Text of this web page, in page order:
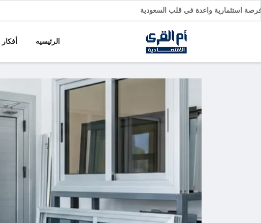
فرصة استثمارية واعدة في قلب السعودية
الرئيسيه